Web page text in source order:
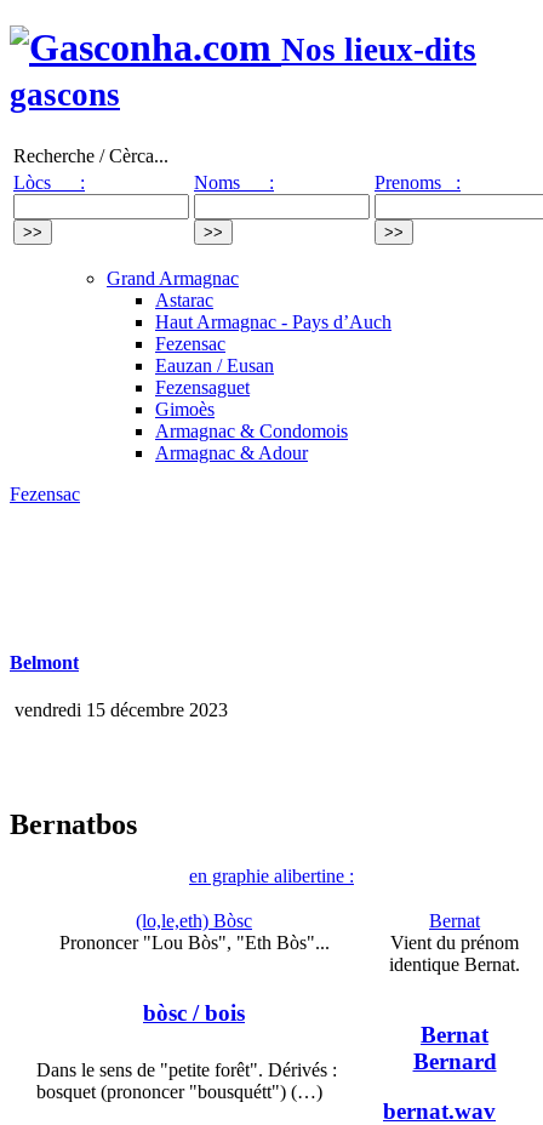
Nos lieux-dits
gascons
Recherche / Cèrca...
Lòcs :
Noms : Prenoms :
Grand Armagnac
Astarac
Haut Armagnac - Pays d’Auch
Fezensac
Eauzan / Eusan
Fezensaguet
Gimoès
Armagnac & Condomois
Armagnac & Adour
Fezensac
Belmont
vendredi 15 décembre 2023
Bernatbos
en graphie alibertine :
(lo,le,eth) Bòsc
Prononcer "Lou Bòs", "Eth Bòs"...
bòsc / bois
Dans le sens de "petite forêt". Dérivés :
bosquet (prononcer "bousquétt") (…)
Bernat
Vient du prénom
identique Bernat.
Bernat
Bernard
bernat.wav